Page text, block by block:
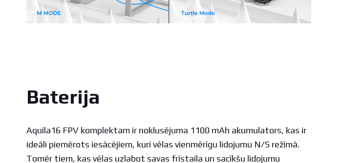
Baterija
Aquila16 FPV komplektam ir noklusējuma 1100 mAh akumulators, kas ir
ideāli piemērots iesācējiem, kuri vēlas vienmērīgu lidojumu N/S režīmā.
Tomēr tiem, kas vēlas uzlabot savas frīstaila un sacīkšu lidojumu